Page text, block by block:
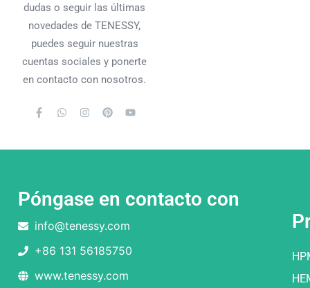
dudas o seguir las últimas
novedades de TENESSY,
puedes seguir nuestras
cuentas sociales y ponerte
en contacto con nosotros.
Póngase en contacto con
info@tenessy.com
+86 131 56185750
www.tenessy.com